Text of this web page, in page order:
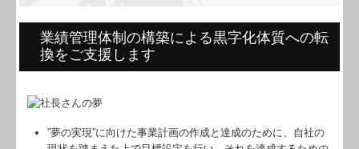
経営者お役立ち情報
業績管理体制の構築による黒字化体質への転
換をご支援します
”夢の実現”に向けた事業計画の作成と達成のために、自社の